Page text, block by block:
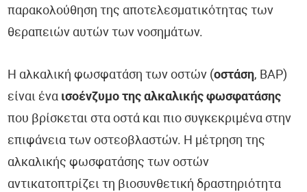
παρακολούθηση της αποτελεσματικότητας των
θεραπειών αυτών των νοσημάτων.
Η αλκαλική φωσφατάση των οστών (οστάση, BAP)
είναι ένα ισοένζυμο της αλκαλικής φωσφατάσης
που βρίσκεται στα οστά και πιο συγκεκριμένα στην
επιφάνεια των οστεοβλαστών. Η μέτρηση της
αλκαλικής φωσφατάσης των οστών
αντικατοπτρίζει τη βιοσυνθετική δραστηριότητα